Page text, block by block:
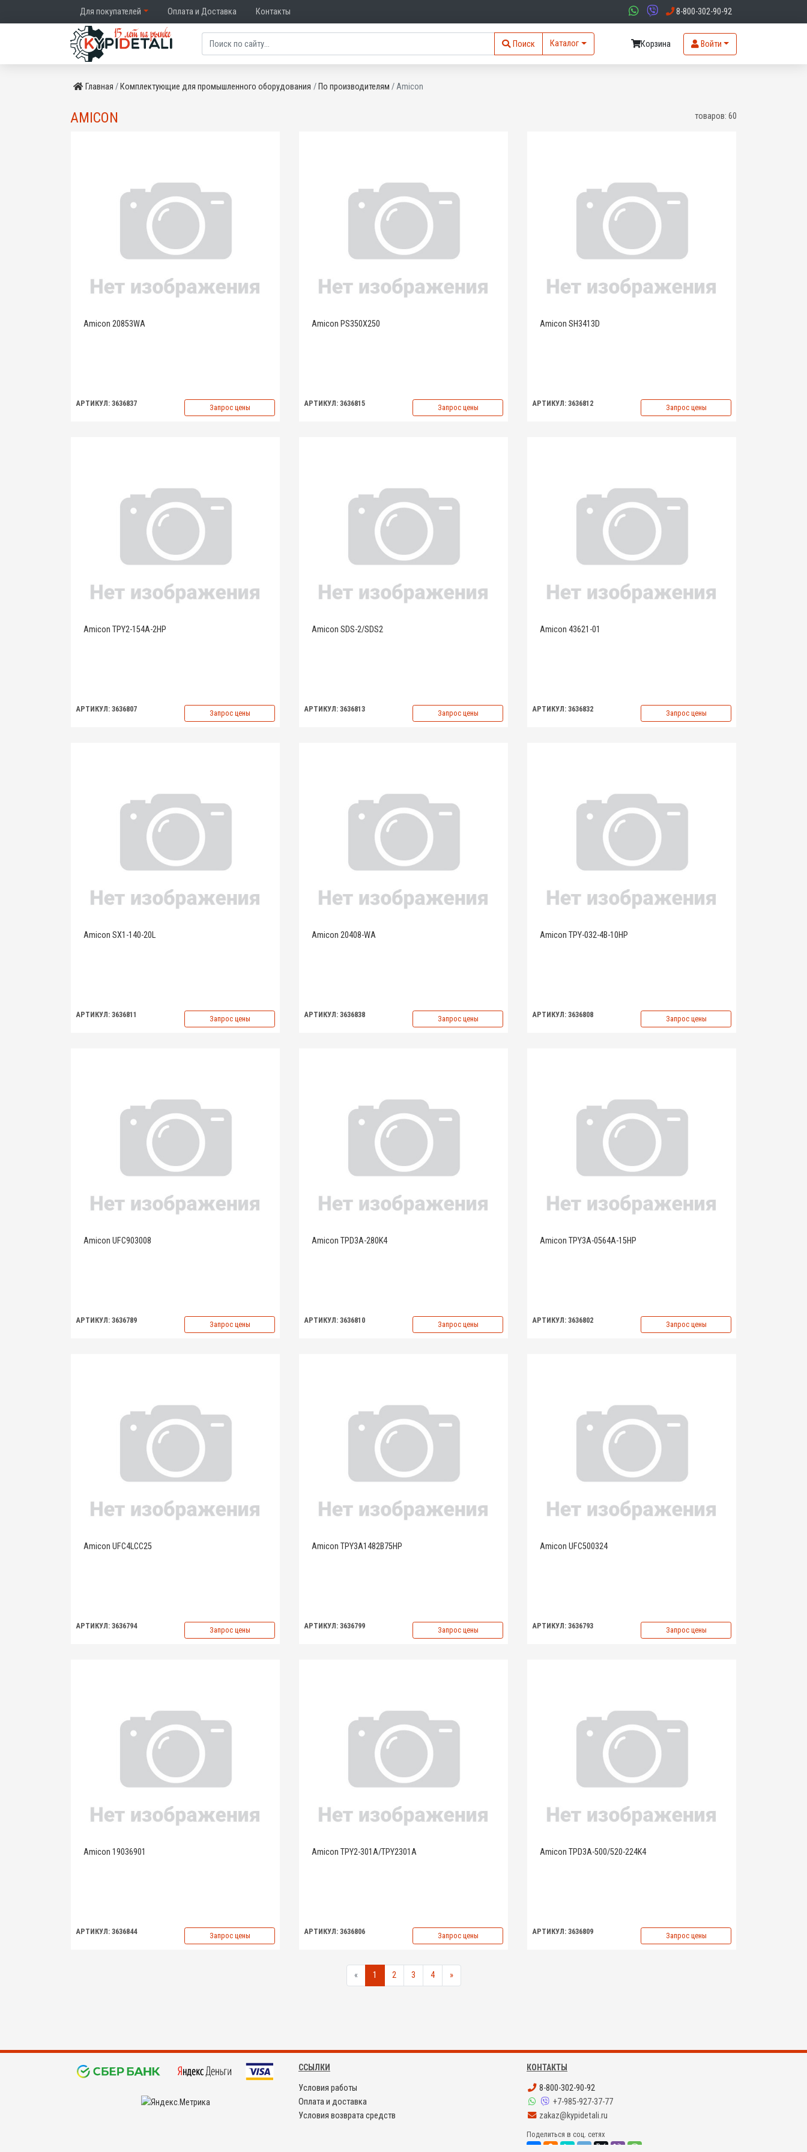
Для покупателей Оплата и Доставка Контакты 8-800-302-90-92
Поиск Каталог Корзина Войти
Главная Комплектующие для промышленного оборудования По производителям Amicon
AMICON товаров: 60
Amicon 20853WA
АРТИКУЛ: 3636837 Запрос цены
Amicon PS350X250
АРТИКУЛ: 3636815 Запрос цены
Amicon SH3413D
АРТИКУЛ: 3636812 Запрос цены
Amicon TPY2-154A-2HP
АРТИКУЛ: 3636807 Запрос цены
Amicon SDS-2/SDS2
АРТИКУЛ: 3636813 Запрос цены
Amicon 43621-01
АРТИКУЛ: 3636832 Запрос цены
Amicon SX1-140-20L
АРТИКУЛ: 3636811 Запрос цены
Amicon 20408-WA
АРТИКУЛ: 3636838 Запрос цены
Amicon TPY-032-4B-10HP
АРТИКУЛ: 3636808 Запрос цены
Amicon UFC903008
АРТИКУЛ: 3636789 Запрос цены
Amicon TPD3A-280K4
АРТИКУЛ: 3636810 Запрос цены
Amicon TPY3A-0564A-15HP
АРТИКУЛ: 3636802 Запрос цены
Amicon UFC4LCC25
АРТИКУЛ: 3636794 Запрос цены
Amicon TPY3A1482B75HP
АРТИКУЛ: 3636799 Запрос цены
Amicon UFC500324
АРТИКУЛ: 3636793 Запрос цены
Amicon 19036901
АРТИКУЛ: 3636844 Запрос цены
Amicon TPY2-301A/TPY2301A
АРТИКУЛ: 3636806 Запрос цены
Amicon TPD3A-500/520-224K4
АРТИКУЛ: 3636809 Запрос цены
« 1 2 3 4 »
ССЫЛКИ
Условия работы
Оплата и доставка
Условия возврата средств
КОНТАКТЫ
8-800-302-90-92
+7-985-927-37-77
zakaz@kypidetali.ru
Поделиться в соц. сетях